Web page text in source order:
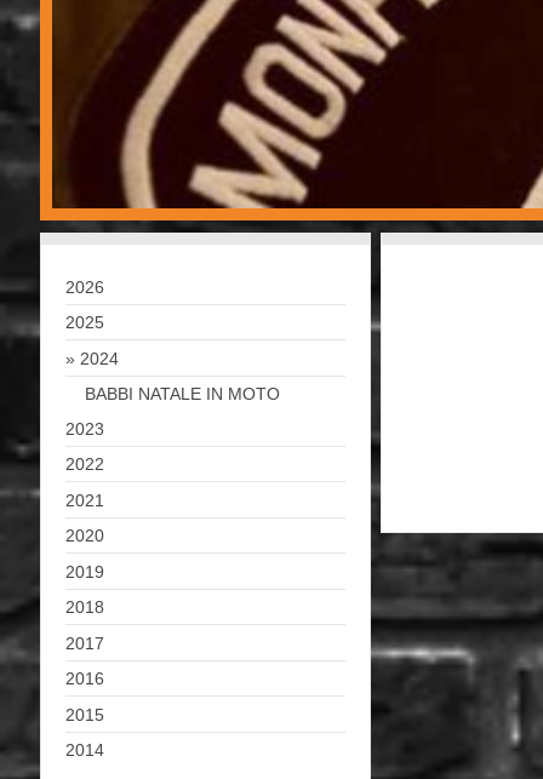
2026
2025
2024
BABBI NATALE IN MOTO
2023
2022
2021
2020
2019
2018
2017
2016
2015
2014